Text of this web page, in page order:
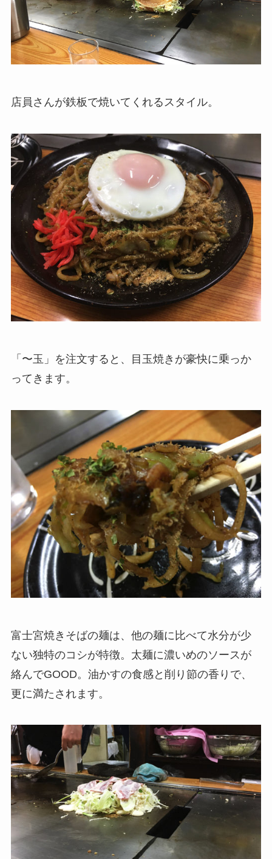
店員さんが鉄板で焼いてくれるスタイル。
「〜玉」を注文すると、目玉焼きが豪快に乗っか
ってきます。
富士宮焼きそばの麺は、他の麺に比べて水分が少
ない独特のコシが特徴。太麺に濃いめのソースが
絡んでGOOD。油かすの食感と削り節の香りで、
更に満たされます。